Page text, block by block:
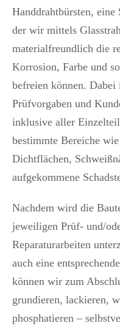
Handdrahtbürsten,
der wir mittels
materialfreundlich die
Korrosion, Farbe und
befreien können.
Prüfvorgaben und
inklusive aller
bestimmte Bereiche
Dichtflächen,
aufgekommene
Nachdem wird die
jeweiligen Prüf- und/
Reparaturarbeiten
auch eine
können wir zum
grundieren, lackieren,
phosphatieren –